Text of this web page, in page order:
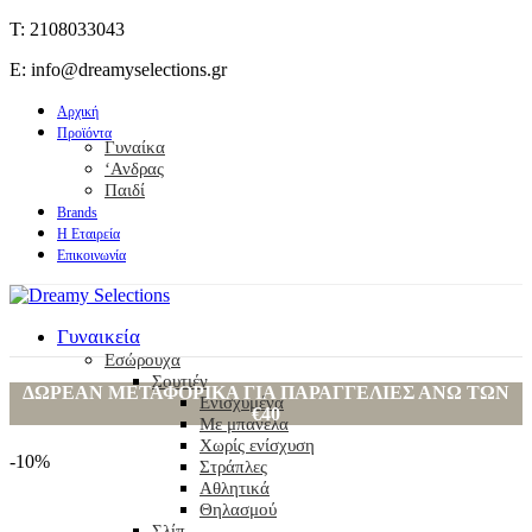
T: 2108033043
E: info@dreamyselections.gr
Αρχική
Προϊόντα
Γυναίκα
‘Ανδρας
Παιδί
Brands
Η Εταιρεία
Επικοινωνία
Γυναικεία
Εσώρουχα
Σουτιέν
Ενισχυμένα
Με μπανέλα
Χωρίς ενίσχυση
Στράπλες
Αθλητικά
Θηλασμού
ΔΩΡΕΑΝ ΜΕΤΑΦΟΡΙΚΑ ΓΙΑ ΠΑΡΑΓΓΕΛΙΕΣ ΑΝΩ ΤΩΝ
€40
-10%